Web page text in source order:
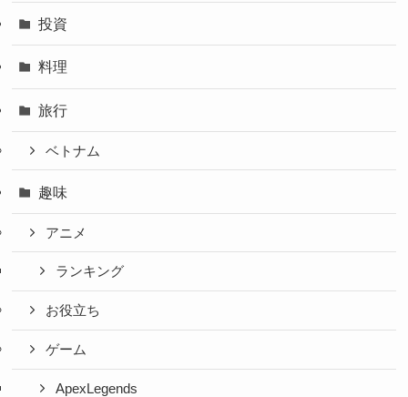
投資
料理
旅行
ベトナム
趣味
アニメ
ランキング
お役立ち
ゲーム
ApexLegends